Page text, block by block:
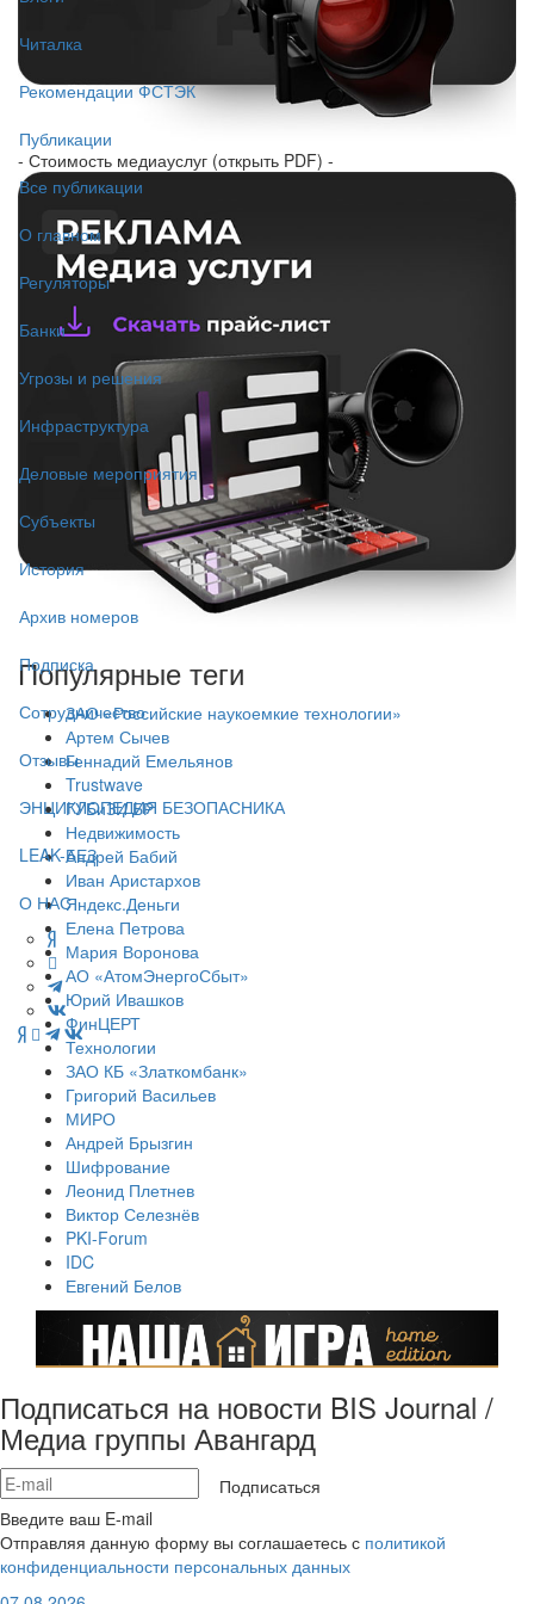
Читалка
Рекомендации ФСТЭК
Публикации
Все публикации
О главном
Регуляторы
Банки
Угрозы и решения
Инфраструктура
Деловые мероприятия
Субъекты
История
Архив номеров
Подписка
Сотрудничество
Отзывы
ЭНЦИКЛОПЕДИЯ БЕЗОПАСНИКА
LEAK-БЕЗ
О НАС
- Стоимость медиауслуг (открыть PDF) -
Популярные теги
ЗАО «Российские наукоемкие технологии»
Артем Сычев
Геннадий Емельянов
Trustwave
ГУБиЗИ БР
Недвижимость
Андрей Бабий
Иван Аристархов
Яндекс.Деньги
Елена Петрова
Мария Воронова
АО «АтомЭнергоСбыт»
Юрий Ивашков
ФинЦЕРТ
Технологии
ЗАО КБ «Златкомбанк»
Григорий Васильев
МИРО
Андрей Брызгин
Шифрование
Леонид Плетнев
Виктор Селезнёв
PKI-Forum
IDC
Евгений Белов
Подписаться на новости BIS Journal /
Медиа группы Авангард
Подписаться
Введите ваш E-mail
Отправляя данную форму вы соглашаетесь с политикой
конфиденциальности персональных данных